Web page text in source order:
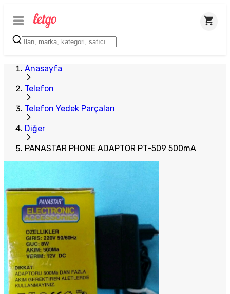
Anasayfa
Telefon
Telefon Yedek Parçaları
Diğer
PANASTAR PHONE ADAPTOR PT-509 500mA